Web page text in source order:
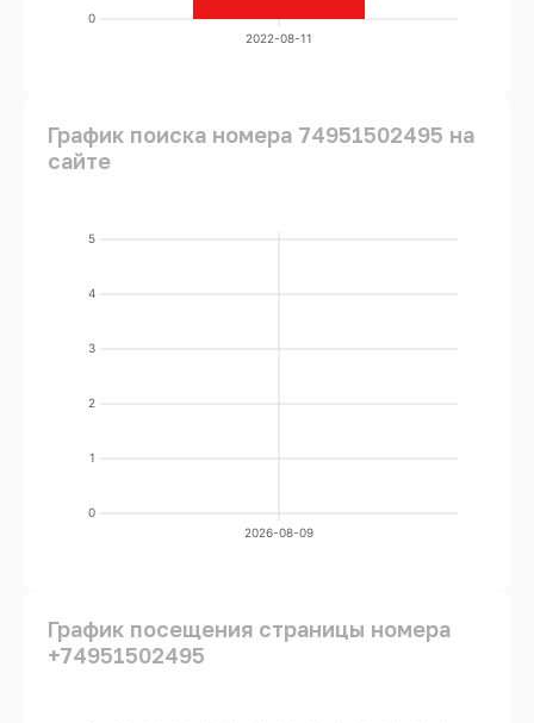
0
2022-08-11
График поиска номера 74951502495 на
сайте
0
1
2
3
4
5
2026-08-09
График посещения страницы номера
+74951502495